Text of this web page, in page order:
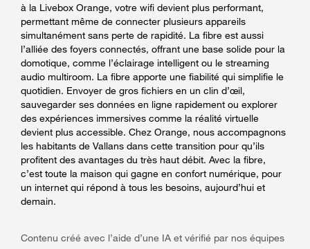
à la Livebox Orange, votre wifi devient plus performant,
permettant même de connecter plusieurs appareils
simultanément sans perte de rapidité. La fibre est aussi
l’alliée des foyers connectés, offrant une base solide pour la
domotique, comme l’éclairage intelligent ou le streaming
audio multiroom. La fibre apporte une fiabilité qui simplifie le
quotidien. Envoyer de gros fichiers en un clin d’œil,
sauvegarder ses données en ligne rapidement ou explorer
des expériences immersives comme la réalité virtuelle
devient plus accessible. Chez Orange, nous accompagnons
les habitants de Vallans dans cette transition pour qu’ils
profitent des avantages du très haut débit. Avec la fibre,
c’est toute la maison qui gagne en confort numérique, pour
un internet qui répond à tous les besoins, aujourd’hui et
demain.
Contenu créé avec l’aide d’une IA et vérifié par nos équipes